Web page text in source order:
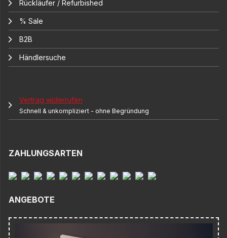
Rückläufer / Refurbished
% Sale
B2B
Händlersuche
Vertrag widerrufen
Schnell & unkompliziert - ohne Begründung
ZAHLUNGSARTEN
ANGEBOTE